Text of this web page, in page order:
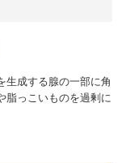
生成する腺の一部に角
脂っこいものを過剰に